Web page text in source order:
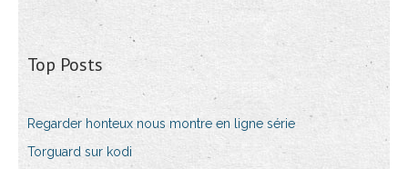
Top Posts
Regarder honteux nous montre en ligne série
Torguard sur kodi